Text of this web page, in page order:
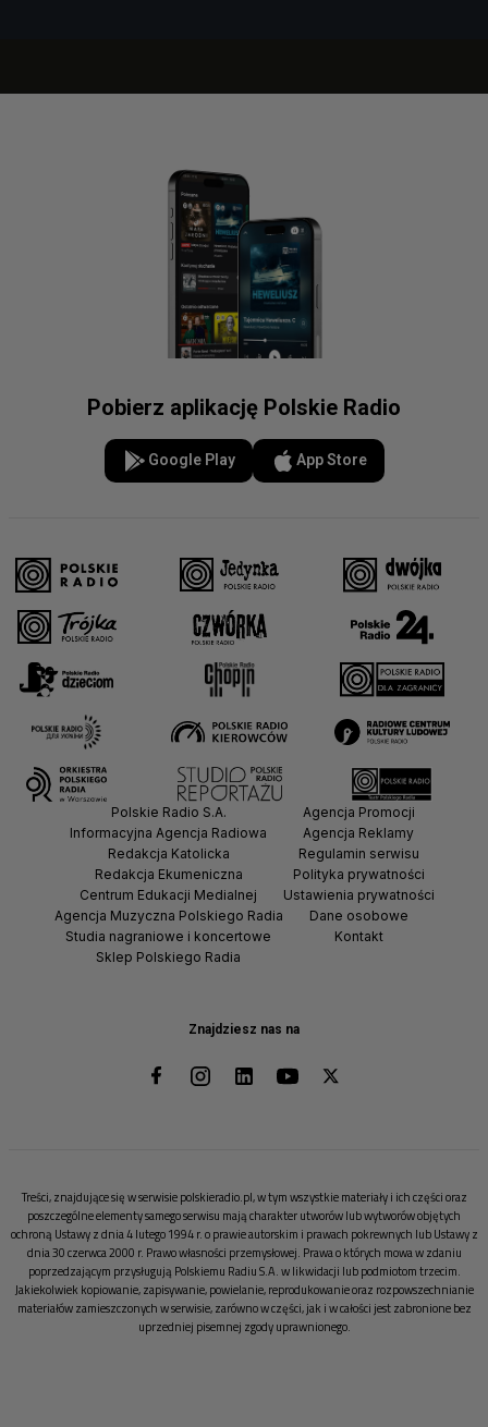
Pobierz aplikację Polskie Radio
Google Play App Store
Znajdziesz nas na
Polskie Radio S.A.
Informacyjna Agencja Radiowa
Redakcja Katolicka
Redakcja Ekumeniczna
Centrum Edukacji Medialnej
Agencja Muzyczna Polskiego Radia
Studia nagraniowe i koncertowe
Sklep Polskiego Radia
Agencja Promocji
Agencja Reklamy
Regulamin serwisu
Polityka prywatności
Ustawienia prywatności
Dane osobowe
Kontakt
Treści, znajdujące się w serwisie polskieradio.pl, w tym wszystkie materiały i ich części oraz
poszczególne elementy samego serwisu mają charakter utworów lub wytworów objętych
ochroną Ustawy z dnia 4 lutego 1994 r. o prawie autorskim i prawach pokrewnych lub Ustawy z
dnia 30 czerwca 2000 r. Prawo własności przemysłowej. Prawa o których mowa w zdaniu
poprzedzającym przysługują Polskiemu Radiu S.A. w likwidacji lub podmiotom trzecim.
Jakiekolwiek kopiowanie, zapisywanie, powielanie, reprodukowanie oraz rozpowszechnianie
materiałów zamieszczonych w serwisie, zarówno w części, jak i w całości jest zabronione bez
uprzedniej pisemnej zgody uprawnionego.